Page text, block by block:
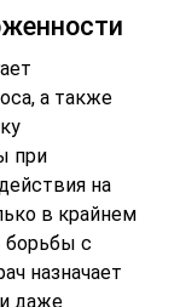
а также
при
на
в крайнем
борьбы с
назначает
даже